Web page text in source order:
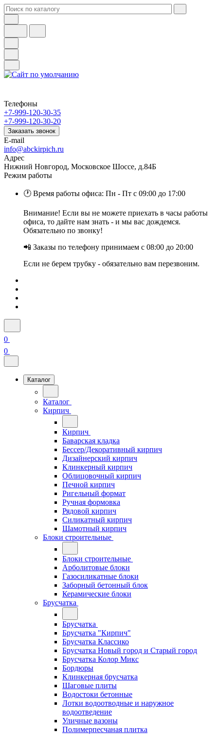
Телефоны
+7-999-120-30-35
+7-999-120-30-20
Заказать звонок
E-mail
info@abckirpich.ru
Адрес
Нижний Новгород, Московское Шоссе, д.84Б
Режим работы
🕐 Время работы офиса: Пн - Пт с 09:00 до 17:00
Внимание! Если вы не можете приехать в часы работы
офиса, то дайте нам знать - и мы вас дождемся.
Обязательно по звонку!
📲 Заказы по телефону принимаем с 08:00 до 20:00
Если не берем трубку - обязательно вам перезвоним.
0
0
Каталог
Каталог
Кирпич
Кирпич
Баварская кладка
Бессер/Декоративный кирпич
Дизайнерский кирпич
Клинкерный кирпич
Облицовочный кирпич
Печной кирпич
Ригельный формат
Ручная формовка
Рядовой кирпич
Силикатный кирпич
Шамотный кирпич
Блоки строительные
Блоки строительные
Арболитовые блоки
Газосиликатные блоки
Заборный бетонный блок
Керамические блоки
Брусчатка
Брусчатка
Брусчатка "Кирпич"
Брусчатка Классико
Брусчатка Новый город и Старый город
Брусчатка Колор Микс
Бордюры
Клинкерная брусчатка
Шаговые плиты
Водостоки бетонные
Лотки водоотводные и наружное
водоотведение
Уличные вазоны
Полимерпесчаная плитка